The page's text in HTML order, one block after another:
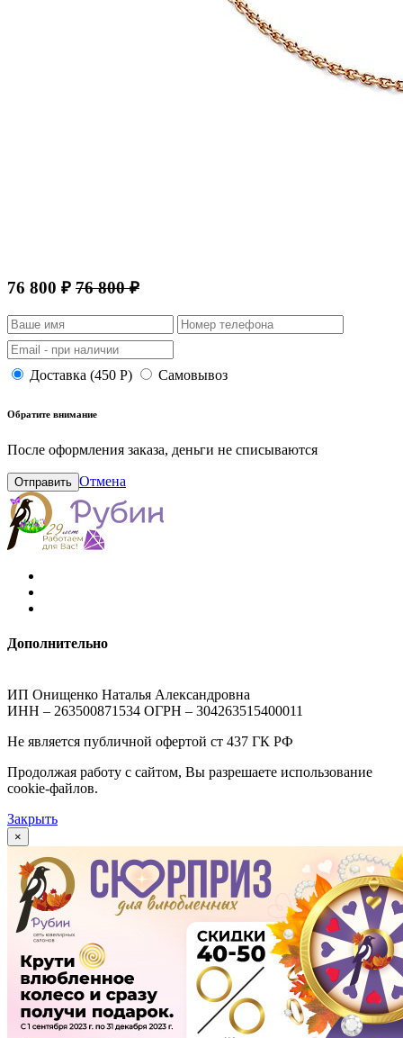
76 800 ₽ 76 800 ₽
Доставка (450 Р) Самовывоз
Обратите внимание
После оформления заказа, деньги не списываются
Отправить Отмена
Дополнительно
ИП Онищенко Наталья Александровна
ИНН – 263500871534 ОГРН – 304263515400011
Не является публичной офертой ст 437 ГК РФ
Продолжая работу с сайтом, Вы разрешаете использование
cookie-файлов.
Закрыть
×